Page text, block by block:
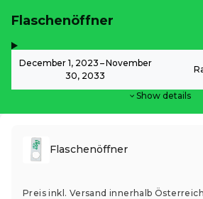
Flaschenöffner
December 1, 2023 – November
30, 2033
Show details
Flaschenöffner
Preis inkl. Versand innerhalb